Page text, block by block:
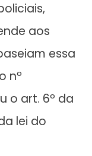
aos
essa
nº
o art. 6º da
lei do